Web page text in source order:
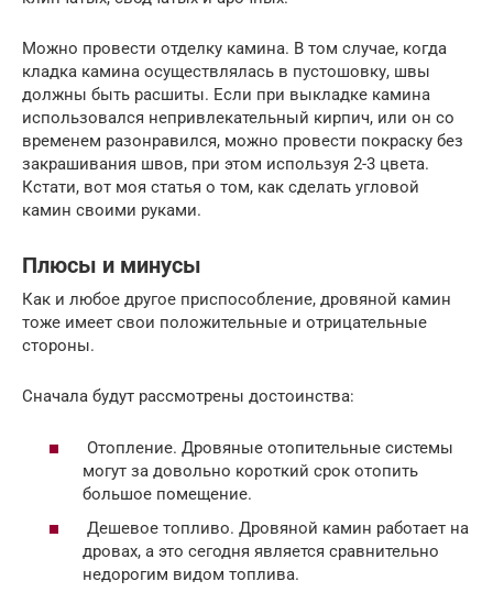
Можно провести отделку камина. В том случае, когда
кладка камина осуществлялась в пустошовку, швы
должны быть расшиты. Если при выкладке камина
использовался непривлекательный кирпич, или он со
временем разонравился, можно провести покраску без
закрашивания швов, при этом используя 2-3 цвета.
Кстати, вот моя статья о том, как сделать угловой
камин своими руками.
Плюсы и минусы
Как и любое другое приспособление, дровяной камин
тоже имеет свои положительные и отрицательные
стороны.
Сначала будут рассмотрены достоинства:
Отопление. Дровяные отопительные системы
могут за довольно короткий срок отопить
большое помещение.
Дешевое топливо. Дровяной камин работает на
дровах, а это сегодня является сравнительно
недорогим видом топлива.